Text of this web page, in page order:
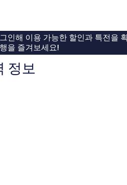
용
후
231
인해 이용 가능한 할인과 특전을
을 즐겨보세요!
정보